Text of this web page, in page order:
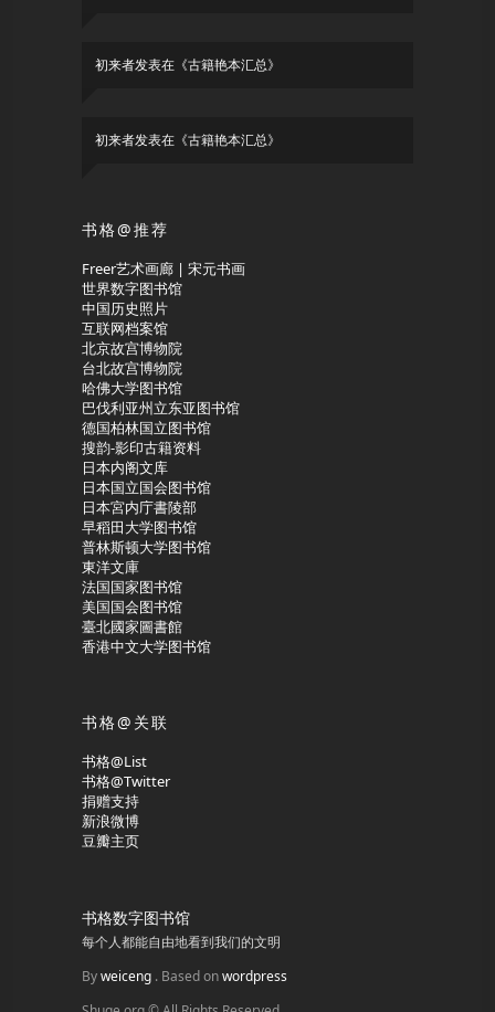
初来者发表在《古籍艳本汇总》
初来者发表在《古籍艳本汇总》
书格@推荐
Freer艺术画廊 | 宋元书画
世界数字图书馆
中国历史照片
互联网档案馆
北京故宫博物院
台北故宫博物院
哈佛大学图书馆
巴伐利亚州立东亚图书馆
德国柏林国立图书馆
搜韵-影印古籍资料
日本内阁文库
日本国立国会图书馆
日本宮内庁書陵部
早稻田大学图书馆
普林斯顿大学图书馆
東洋文庫
法国国家图书馆
美国国会图书馆
臺北國家圖書館
香港中文大学图书馆
书格@关联
书格@List
书格@Twitter
捐赠支持
新浪微博
豆瓣主页
书格数字图书馆
每个人都能自由地看到我们的文明
Byweiceng . Based onwordpress